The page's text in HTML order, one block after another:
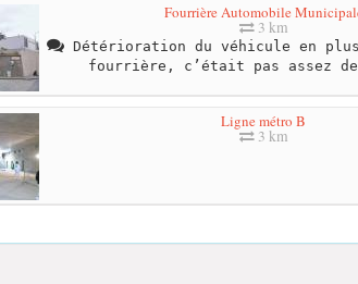
Fourrière Automobile
3 km
Détérioration du véhicule en
fourrière, c’était pas assez
Ligne métro B
3 km